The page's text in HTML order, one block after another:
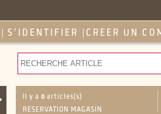
S'IDENTIFIER CREER UN
Il y a 0 articles(s)
RESERVATION MAGASIN